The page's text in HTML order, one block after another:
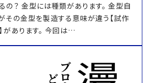
の？ 金型には種類があります。 金型自
その金型を製造する意味が違う【試作
があります。 今回は…